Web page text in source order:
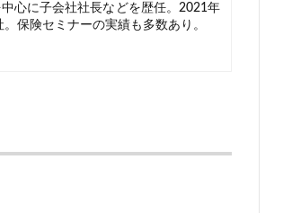
心に子会社社長などを歴任。2021年
保険セミナーの実績も多数あり。